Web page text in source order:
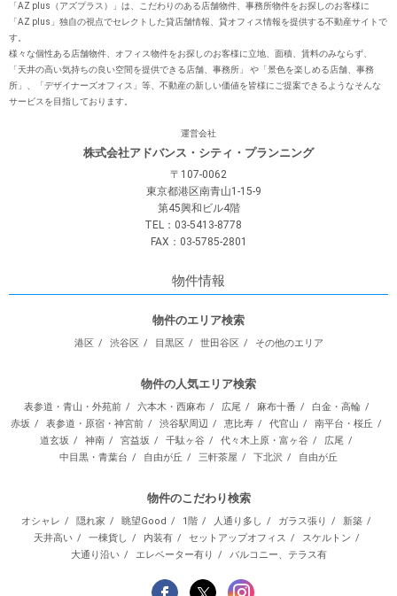
「AZ plus（アズプラス）」は、こだわりのある店舗物件、事務所物件をお探しのお客様に
「AZ plus」独⾃の視点でセレクトした貸店舗情報、貸オフィス情報を提供する不動産サイトで
す。
様々な個性ある店舗物件、オフィス物件をお探しのお客様に⽴地、⾯積、賃料のみならず、
「天井の⾼い気持ちの良い空間を提供できる店舗、事務所」 や「景⾊を楽しめる店舗、事務
所」、「デザイナーズオフィス」等、不動産の新しい価値を皆様にご提案できるようなそんな
サービスを⽬指しております。
運営会社
株式会社アドバンス・シティ・プランニング
〒107-0062
東京都港区南青山1-15-9
第45興和ビル4階
TEL：03-5413-8778
FAX：03-5785-2801
物件情報
物件のエリア検索
港区 渋谷区 目黒区 世田谷区 その他のエリア
物件の人気エリア検索
表参道・青山・外苑前 六本木・西麻布 広尾 麻布十番
白金・高輪
赤坂
表参道・原宿・神宮前 渋谷駅周辺 恵比寿 代官山
南平台・桜丘
道玄坂
神南 宮益坂 千駄ヶ谷 代々木上原・富ヶ谷
広尾
中目黒・青葉台
自由が丘 三軒茶屋 下北沢 自由が丘
物件のこだわり検索
オシャレ 隠れ家 眺望Good 1階 人通り多し ガラス張り
新築
天井高い
一棟貨し 内装有 セットアップオフィス
スケルトン
大通り沿い
エレベーター有り バルコニー、テラス有